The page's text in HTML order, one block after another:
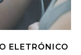
ELETRÓNICO